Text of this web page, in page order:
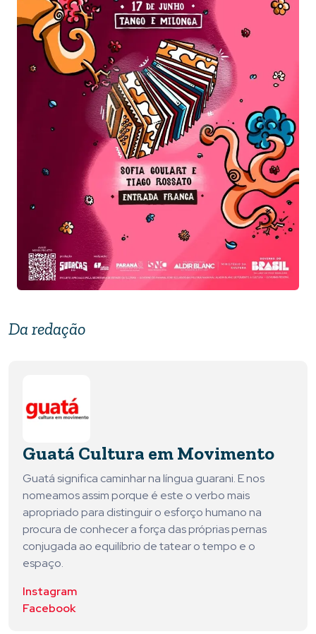
Da redação
Guatá Cultura em Movimento
Guatá significa caminhar na língua guarani. E nos
nomeamos assim porque é este o verbo mais
apropriado para distinguir o esforço humano na
procura de conhecer a força das próprias pernas
conjugada ao equilíbrio de tatear o tempo e o
espaço.
Instagram
Facebook